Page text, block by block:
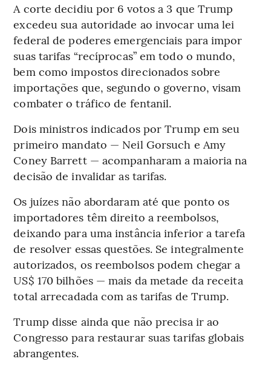
A corte decidiu por 6 votos a 3 que Trump
excedeu sua autoridade ao invocar uma lei
federal de poderes emergenciais para impor
suas tarifas “recíprocas” em todo o mundo,
bem como impostos direcionados sobre
importações que, segundo o governo, visam
combater o tráfico de fentanil.
Dois ministros indicados por Trump em seu
primeiro mandato — Neil Gorsuch e Amy
Coney Barrett — acompanharam a maioria na
decisão de invalidar as tarifas.
Os juízes não abordaram até que ponto os
importadores têm direito a reembolsos,
deixando para uma instância inferior a tarefa
de resolver essas questões. Se integralmente
autorizados, os reembolsos podem chegar a
US$ 170 bilhões — mais da metade da receita
total arrecadada com as tarifas de Trump.
Trump disse ainda que não precisa ir ao
Congresso para restaurar suas tarifas globais
abrangentes.